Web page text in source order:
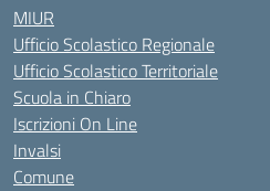
MIUR
Ufficio Scolastico Regionale
Ufficio Scolastico Territoriale
Scuola in Chiaro
Iscrizioni On Line
Invalsi
Comune